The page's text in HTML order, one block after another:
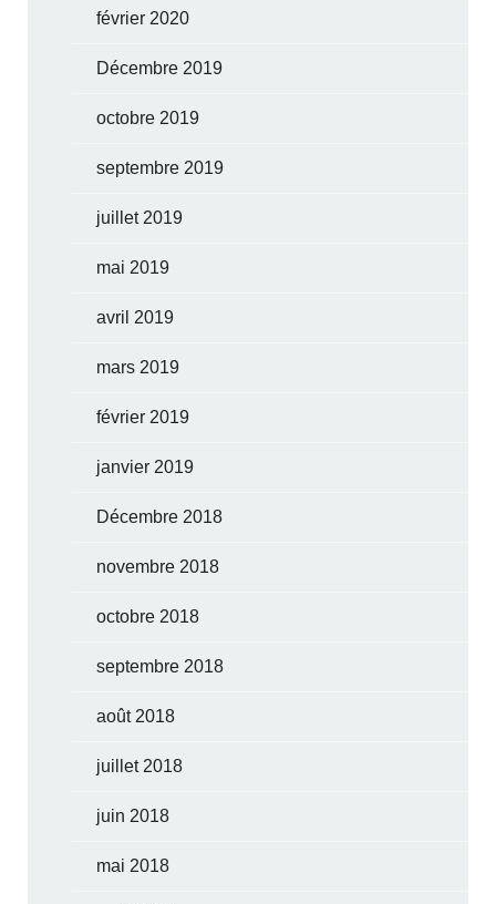
février 2020
Décembre 2019
octobre 2019
septembre 2019
juillet 2019
mai 2019
avril 2019
mars 2019
février 2019
janvier 2019
Décembre 2018
novembre 2018
octobre 2018
septembre 2018
août 2018
juillet 2018
juin 2018
mai 2018